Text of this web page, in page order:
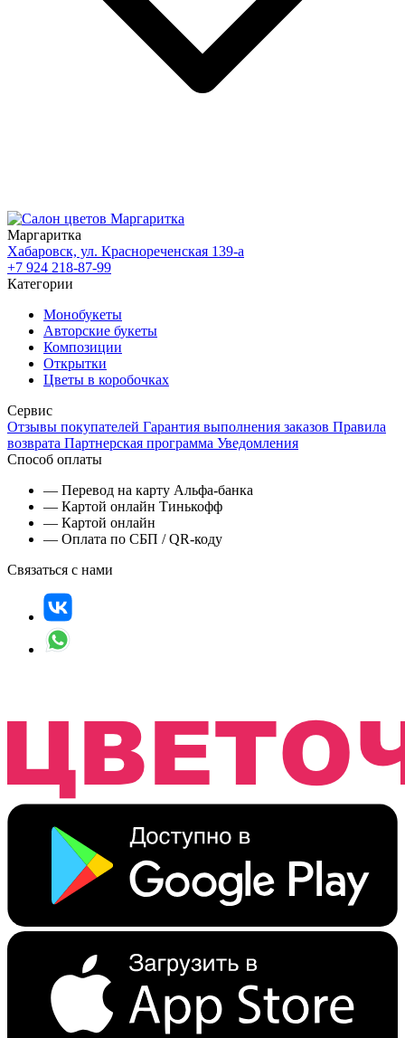
Маргаритка
Хабаровск, ул. Краснореченская 139-а
+7 924 218-87-99
Категории
Монобукеты
Авторские букеты
Композиции
Открытки
Цветы в коробочках
Сервис
Отзывы покупателей Гарантия выполнения заказов Правила
возврата Партнерская программа Уведомления
Способ оплаты
— Перевод на карту Альфа-банка
— Картой онлайн Тинькофф
— Картой онлайн
— Оплата по СБП / QR-коду
Связаться с нами